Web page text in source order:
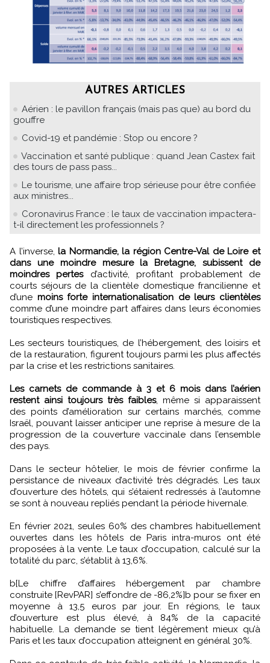
AUTRES ARTICLES
Aérien : le pavillon français (mais pas que) au bord du
gouffre
Covid-19 et pandémie : Stop ou encore ?
Vaccination et santé publique : quand Jean Castex fait
des tours de pass pass...
Le tourisme, une affaire trop sérieuse pour être confiée
aux ministres...
Coronavirus France : le taux de vaccination impactera-
t-il directement les professionnels ?
A l’inverse, la Normandie, la région Centre-Val de Loire et
dans une moindre mesure la Bretagne, subissent de
moindres pertesd’activité, profitant probablement de
courts séjours de la clientèle domestique francilienne et
d’une moins forte internationalisation de leurs clientèles
comme d’une moindre part affaires dans leurs économies
touristiques respectives.
Les secteurs touristiques, de l’hébergement, des loisirs et
de la restauration, figurent toujours parmi les plus affectés
par la crise et les restrictions sanitaires.
Les carnets de commande à 3 et 6 mois dans l’aérien
restent ainsi toujours très faibles, même si apparaissent
des points d’amélioration sur certains marchés, comme
Israël, pouvant laisser anticiper une reprise à mesure de la
progression de la couverture vaccinale dans l’ensemble
des pays.
Dans le secteur hôtelier, le mois de février confirme la
persistance de niveaux d’activité très dégradés. Les taux
d’ouverture des hôtels, qui s’étaient redressés à l’automne
se sont à nouveau repliés pendant la période hivernale.
En février 2021, seules 60% des chambres habituellement
ouvertes dans les hôtels de Paris intra-muros ont été
proposées à la vente. Le taux d’occupation, calculé sur la
totalité du parc, s’établit à 13,6%.
b[Le chiffre d’affaires hébergement par chambre
construite [RevPAR] s’effondre de -86,2%]b pour se fixer en
moyenne à 13,5 euros par jour. En régions, le taux
d’ouverture est plus élevé, à 84% de la capacité
habituelle. La demande se tient légèrement mieux qu’à
Paris et les taux d’occupation atteignent en général 30%.